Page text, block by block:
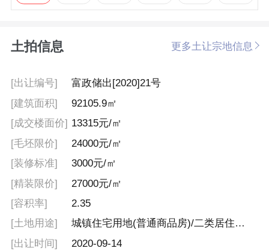
土拍信息 更多土让宗地信息
[出让编号]
富政储出[2020]21号
[建筑面积]
92105.9㎡
[成交楼面价] 13315元/㎡
[毛坯限价]
24000元/㎡
[装修标准]
3000元/㎡
[精装限价]
27000元/㎡
[容积率]
2.35
[土地用途]
城镇住宅用地(普通商品房)/二类居住兼容商业商务用地
[出让时间]
2020-09-14